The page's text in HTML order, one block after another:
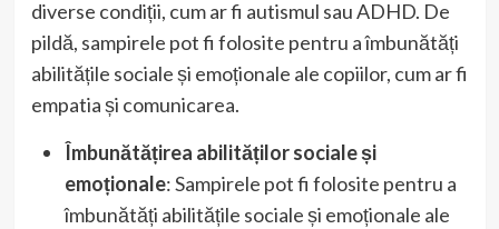
diverse condiții, cum ar fi autismul sau ADHD. De
pildă, sampirele pot fi folosite pentru a îmbunătăți
abilitățile sociale și emoționale ale copiilor, cum ar fi
empatia și comunicarea.
Îmbunătățirea abilităților sociale și
emoționale: Sampirele pot fi folosite pentru a
îmbunătăți abilitățile sociale și emoționale ale